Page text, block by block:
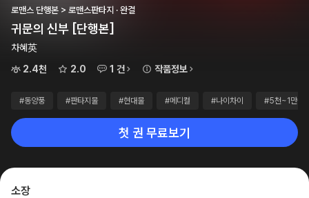
로맨스 단행본 > 로맨스판타지 · 완결
귀문의 신부 [단행본]
차혜英
2.4천
2.0 1 건 작품정보
#동양풍 #판타지물 #현대물 #메디컬 #나이차이 #5천~1만원
첫 권 무료보기
소장